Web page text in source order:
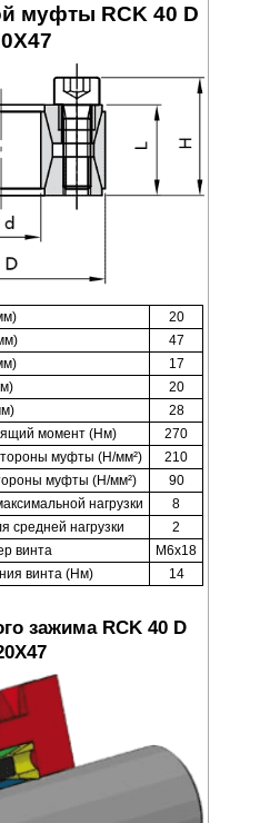
муфты RCK 40 D
20
47
17
20
28
момент (Нм)
270
муфты (Н/мм²)
210
муфты (Н/мм²)
90
нагрузки
8
средней нагрузки
2
винта
M6x18
винта (Нм)
14
зажима RCK 40 D